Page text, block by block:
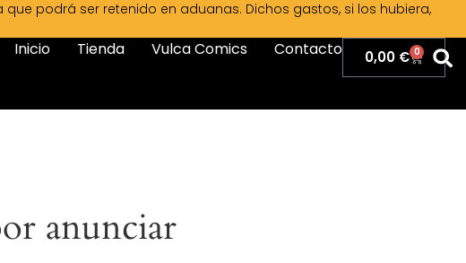
podrá ser retenido en aduanas. Dichos gastos, si los hubiera,
Inicio Tienda Vulca Comics Contacto 0,00 € 0
anunciar